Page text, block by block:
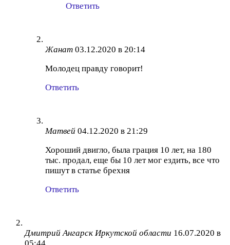
Ответить
Жанат 03.12.2020 в 20:14
Молодец правду говорит!
Ответить
Матвей 04.12.2020 в 21:29
Хороший двигло, была грация 10 лет, на 180
тыс. продал, еще бы 10 лет мог ездить, все что
пишут в статье брехня
Ответить
Дмитрий Ангарск Иркутской области 16.07.2020 в